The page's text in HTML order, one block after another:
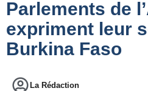
Parlements de
expriment leur
Burkina Faso
La Rédaction